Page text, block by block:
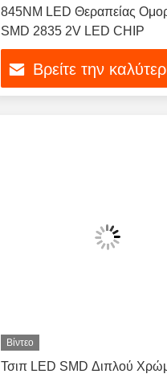
845NM LED Θεραπείας
SMD 2835 2V LED CHIP
Βρείτε την
Βίντεο
Τσιπ LED SMD Διπλού